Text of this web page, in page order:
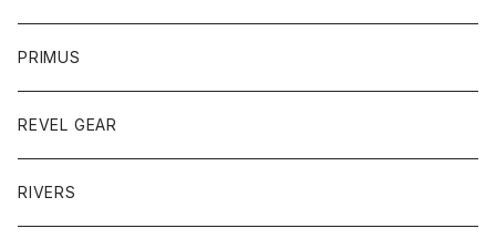
PRIMUS
REVEL GEAR
RIVERS